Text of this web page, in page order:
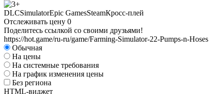
DLCSimulatorEpic GamesSteamКросс-плей
Отслеживать цену 0
Поделитесь ссылкой со своими друзьями!
https://hot.game/ru-ru/game/Farming-Simulator-22-Pumps-n-Hoses
Обычная
На цены
На системные требования
На график изменения цены
Без региона
HTML-виджет